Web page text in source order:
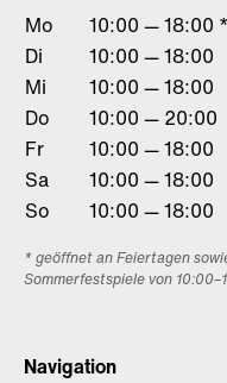
Mo
10:00 — 18:00 *
Di
10:00 — 18:00
Mi
10:00 — 18:00
Do
10:00 — 20:00
Fr
10:00 — 18:00
Sa
10:00 — 18:00
So
10:00 — 18:00
* geöffnet an Feiertagen
Sommerfestspiele von
Navigation